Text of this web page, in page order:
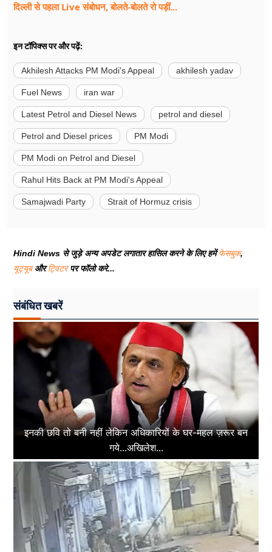
दिल्ली से पहला Live संबोधन, बोलते-बोलते रो पड़ीं...
इन टॉपिक्स पर और पढ़ें:
Akhilesh Attacks PM Modi's Appeal akhilesh yadav
Fuel News iran war
Latest Petrol and Diesel News petrol and diesel
Petrol and Diesel prices PM Modi
PM Modi on Petrol and Diesel
Rahul Hits Back at PM Modi's Appeal
Samajwadi Party Strait of Hormuz crisis
Hindi News से जुड़े अन्य अपडेट लगातार हासिल करने के लिए हमेंफेसबुक,
यूट्यूबऔरट्विटरपर फॉलो करे...
संबंधित खबरें
इनकी छवि तो बनी नहीं लेकिन अधिकारियों के घर-महल ज़रूर बन
गये...अखिलेश...